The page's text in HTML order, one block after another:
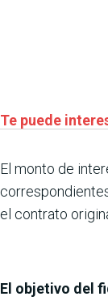
Te puede
El monto de
el contrato
El objetivo del